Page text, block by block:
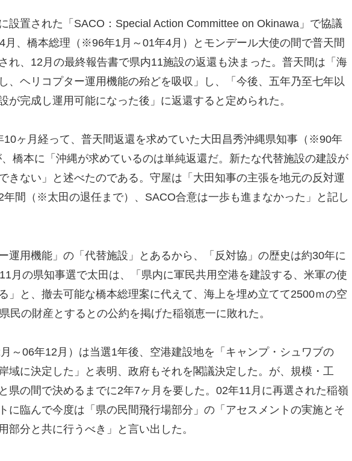
設置された「SACO：Special Action Committee on Okinawa」で協議
月、橋本総理（※96年1月～01年4月）とモンデール大使の間で普天間
れ、12月の最終報告書で県内11施設の返還も決まった。普天間は「海
、ヘリコプター運用機能の殆どを吸収」し、「今後、五年乃至七年以
が完成し運用可能になった後」に返還すると定められた。
10ヶ月経って、普天間返還を求めていた大田昌秀沖縄県知事（※90年
橋本に「沖縄が求めているのは単純返還だ。新たな代替施設の建設が
きない」と述べたのである。守屋は「大田知事の主張を地元の反対運
年間（※太田の退任まで）、SACO合意は一歩も進まなかった」と記し
運用機能」の「代替施設」とあるから、「反対協」の歴史は約30年に
月の県知事選で太田は、「県内に軍民共用空港を建設する、米軍の使
」と、撤去可能な橋本総理案に代えて、海上を埋め立てて2500ｍの空
民の財産とするとの公約を掲げた稲嶺恵一に敗れた。
～06年12月）は当選1年後、空港建設地を「キャンプ・シュワブの
域に決定した」と表明、政府もそれを閣議決定した。が、規模・工
県の間で決めるまでに2年7ヶ月を要した。02年11月に再選された稲嶺
に臨んで今度は「県の民間飛行場部分」の「アセスメントの実施とそ
部分と共に行うべき」と言い出した。